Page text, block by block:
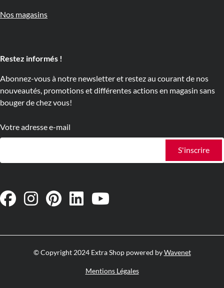
Nos magasins
Restez informés !
Abonnez-vous à notre newsletter et restez au courant de nos
nouveautés, promotions et différentes actions en magasin sans
bouger de chez vous!
Votre adresse e-mail
S'inscrire
© Copyright 2024 Extra Shop powered byWavenet
Mentions Légales